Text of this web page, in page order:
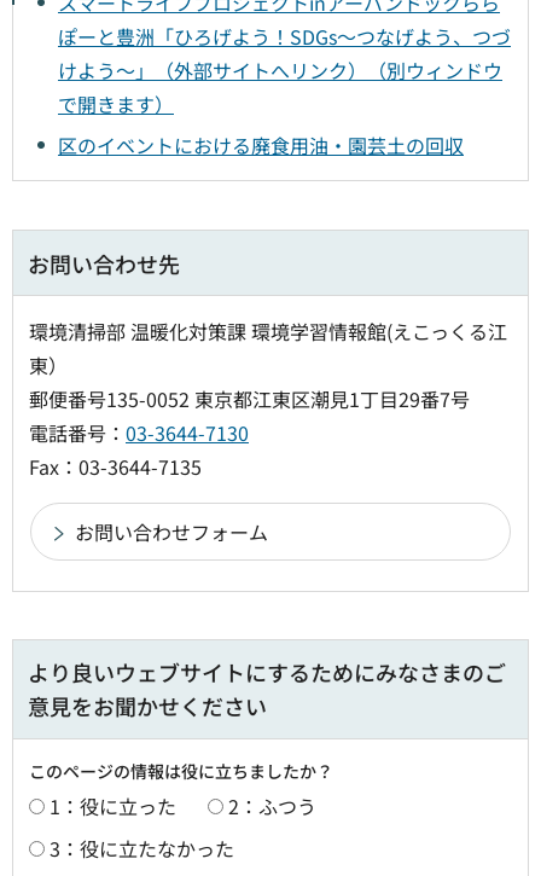
ぽーと豊洲「ひろげよう！SDGs〜つなげよう、つづ
けよう〜」（外部サイトへリンク）（別ウィンドウ
で開きます）
区のイベントにおける廃食用油・園芸土の回収
お問い合わせ先
環境清掃部 温暖化対策課 環境学習情報館(えこっくる江
東）
郵便番号135-0052 東京都江東区潮見1丁目29番7号
電話番号： 03-3644-7130
Fax：03-3644-7135
より良いウェブサイトにするためにみなさまのご
意見をお聞かせください
このページの情報は役に立ちましたか？
1：役に立った
2：ふつう
3：役に立たなかった